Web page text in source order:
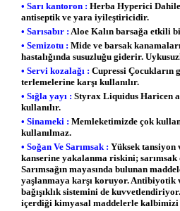
• Sarı kantoron : Herba Hyperici
antiseptik ve yara iyileştiricidir.
• Sarısabır : Aloe Kalın barsağa etkili
• Semizotu : Mide ve barsak
hastalığında susuzluğu giderir.
• Servi kozalağı : Cupressi Çocukların
terlemelerine karşı kullanılır.
• Sığla yayı : Styrax Liquidus Haricen
kullanılır.
• Sinameki : Memleketimizde çok
kullanılmaz.
• Soğan Ve Sarımsak : Yüksek tansiyon
kanserine yakalanma riskini;
Sarımsağın mayasında bulunan
yaşlanmaya karşı koruyor. Antibiyotik
bağışıklık sistemini de
içerdiği kimyasal maddelerle